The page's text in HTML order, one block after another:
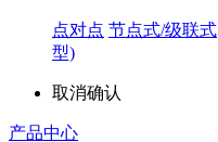
点对点 节点式/级联式
型)
取消确认
产品中心